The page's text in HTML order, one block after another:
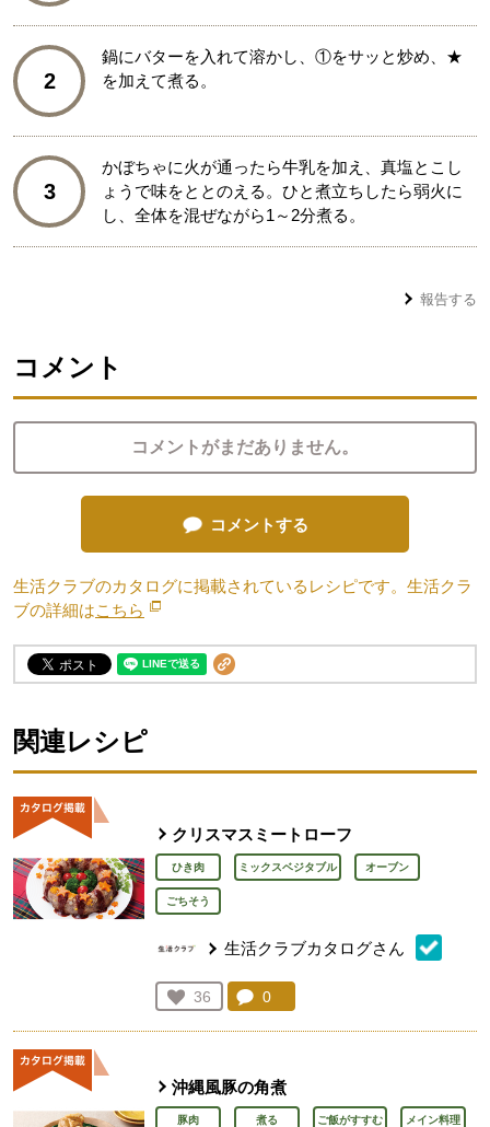
2
鍋にバターを入れて溶かし、①をサッと炒め、★
を加えて煮る。
3
かぼちゃに火が通ったら牛乳を加え、真塩とこし
ょうで味をととのえる。ひと煮立ちしたら弱火に
し、全体を混ぜながら1～2分煮る。
報告する
コメント
コメントがまだありません。
コメントする
生活クラブのカタログに掲載されているレシピです。生活クラ
ブの詳細はこちら 別のウィンドウで開きます。
関連レシピ
クリスマスミートローフ
ひき肉 ミックスベジタブル オーブン
ごちそう
生活クラブカタログさん
お気に入り登録：
36
人が登録
コメント：
0
沖縄風豚の角煮
豚肉 煮る ご飯がすすむ メイン料理